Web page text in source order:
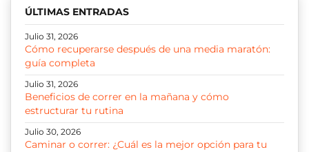
ÚLTIMAS ENTRADAS
Julio 31, 2026
Cómo recuperarse después de una media maratón:
guía completa
Julio 31, 2026
Beneficios de correr en la mañana y cómo
estructurar tu rutina
Julio 30, 2026
Caminar o correr: ¿Cuál es la mejor opción para tu